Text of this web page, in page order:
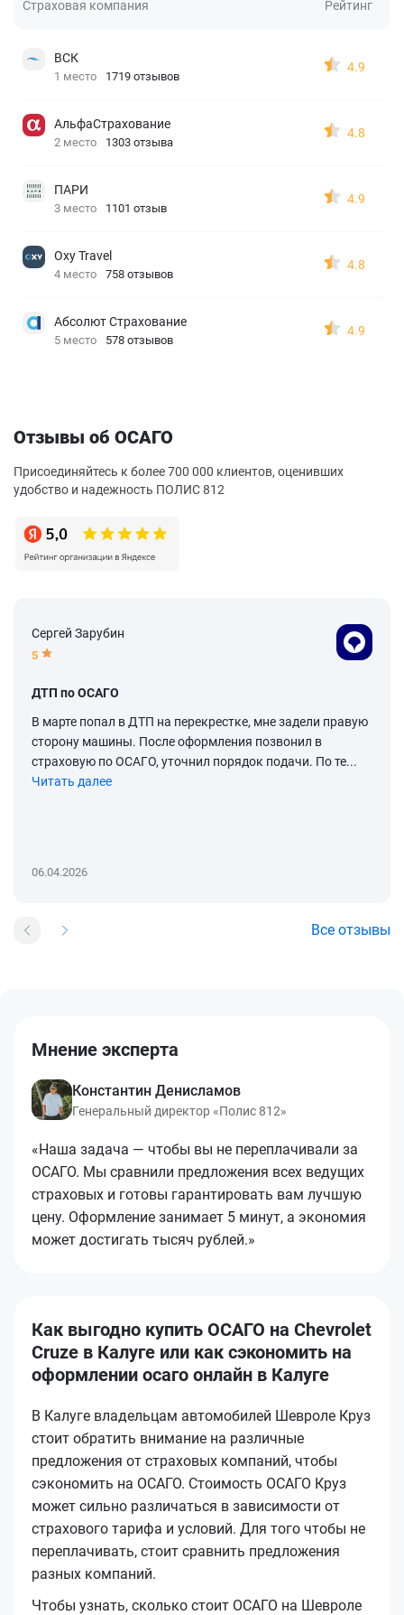
Страховая компания Рейтинг
ВСК
1 место 1719 отзывов
4.9
АльфаСтрахование
2 место 1303 отзыва
4.8
ПАРИ
3 место 1101 отзыв
4.9
Oxy Travel
4 место 758 отзывов
4.8
Абсолют Страхование
5 место 578 отзывов
4.9
Отзывы об ОСАГО
Присоединяйтесь к более 700 000 клиентов, оценивших
удобство и надежность ПОЛИС 812
Сергей Зарубин
5
ДТП по ОСАГО
В марте попал в ДТП на перекрестке, мне задели правую
сторону машины. После оформления позвонил в
страховую по ОСАГО, уточнил порядок подачи. По те...
Читать далее
06.04.2026
Все отзывы
Мнение эксперта
Константин Денисламов
Генеральный директор «Полис 812»
«Наша задача — чтобы вы не переплачивали за
ОСАГО. Мы сравнили предложения всех ведущих
страховых и готовы гарантировать вам лучшую
цену. Оформление занимает 5 минут, а экономия
может достигать тысяч рублей.»
Как выгодно купить ОСАГО на Chevrolet
Cruze в Калуге или как сэкономить на
оформлении осаго онлайн в Калуге
В Калуге владельцам автомобилей Шевроле Круз
стоит обратить внимание на различные
предложения от страховых компаний, чтобы
сэкономить на ОСАГО. Стоимость ОСАГО Круз
может сильно различаться в зависимости от
страхового тарифа и условий. Для того чтобы не
переплачивать, стоит сравнить предложения
разных компаний.
Чтобы узнать, сколько стоит ОСАГО на Шевроле